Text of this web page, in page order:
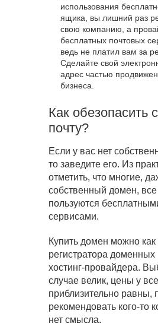
использования
ящика, вы лишний раз
свою компанию, а
бесплатных почтовых
ведь не платил вам за
Сделайте свой
адрес частью
бизнеса.
Как обезопасить
почту?
Если у вас нет
то заведите его. Из
отметить, что многие,
собственный домен,
пользуются
сервисами.
Купить домен можно как
регистратора доменных
хостинг-провайдера.
случае велик, цены у
приблизительно равны,
рекомендовать кого-то
нет смысла.